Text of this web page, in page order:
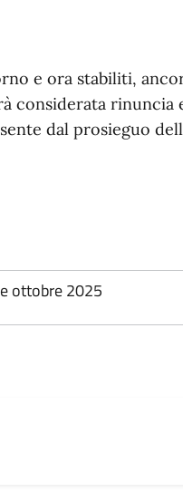
e ora stabiliti,
considerata rinuncia
dal prosieguo
ottobre 2025